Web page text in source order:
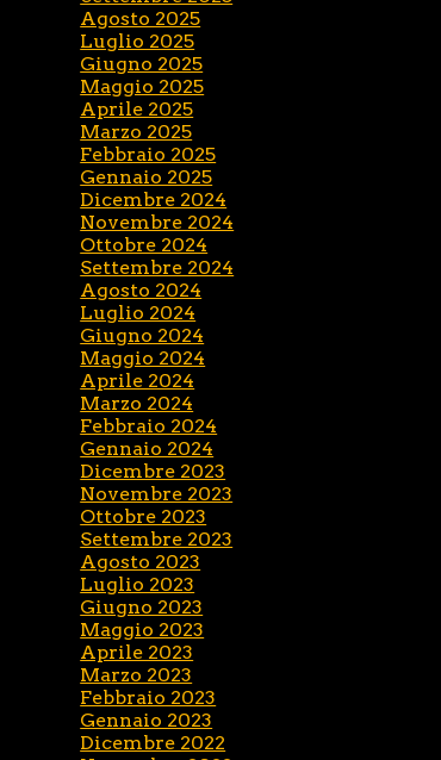
Agosto 2025
Luglio 2025
Giugno 2025
Maggio 2025
Aprile 2025
Marzo 2025
Febbraio 2025
Gennaio 2025
Dicembre 2024
Novembre 2024
Ottobre 2024
Settembre 2024
Agosto 2024
Luglio 2024
Giugno 2024
Maggio 2024
Aprile 2024
Marzo 2024
Febbraio 2024
Gennaio 2024
Dicembre 2023
Novembre 2023
Ottobre 2023
Settembre 2023
Agosto 2023
Luglio 2023
Giugno 2023
Maggio 2023
Aprile 2023
Marzo 2023
Febbraio 2023
Gennaio 2023
Dicembre 2022